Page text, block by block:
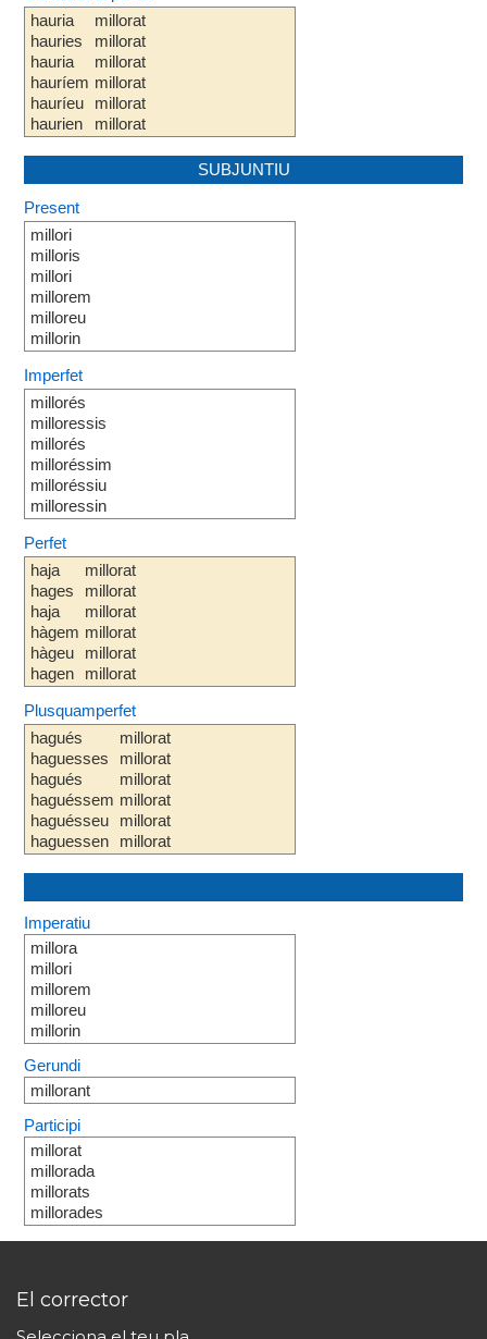
hauria
hauries
hauria
hauríem
hauríeu
haurien
millorat
millorat
millorat
millorat
millorat
millorat
SUBJUNTIU
Present
millori
milloris
millori
millorem
milloreu
millorin
Imperfet
millorés
milloressis
millorés
milloréssim
milloréssiu
milloressin
Perfet
haja
hages
haja
hàgem
hàgeu
hagen
millorat
millorat
millorat
millorat
millorat
millorat
Plusquamperfet
hagués
haguesses
hagués
haguéssem
haguésseu
haguessen
millorat
millorat
millorat
millorat
millorat
millorat
Imperatiu
millora
millori
millorem
milloreu
millorin
Gerundi
millorant
Participi
millorat
millorada
millorats
millorades
El corrector